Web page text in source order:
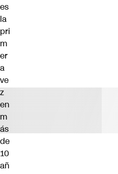
es
la
pri
m
er
a
ve
z
en
m
ás
de
10
añ